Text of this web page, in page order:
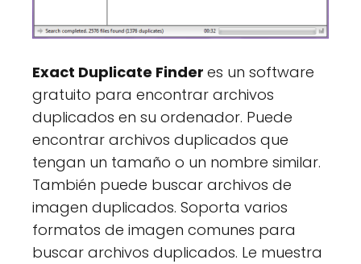
Exact Duplicate Finder es un software
gratuito para encontrar archivos
duplicados en su ordenador. Puede
encontrar archivos duplicados que
tengan un tamaño o un nombre similar.
También puede buscar archivos de
imagen duplicados. Soporta varios
formatos de imagen comunes para
buscar archivos duplicados. Le muestra